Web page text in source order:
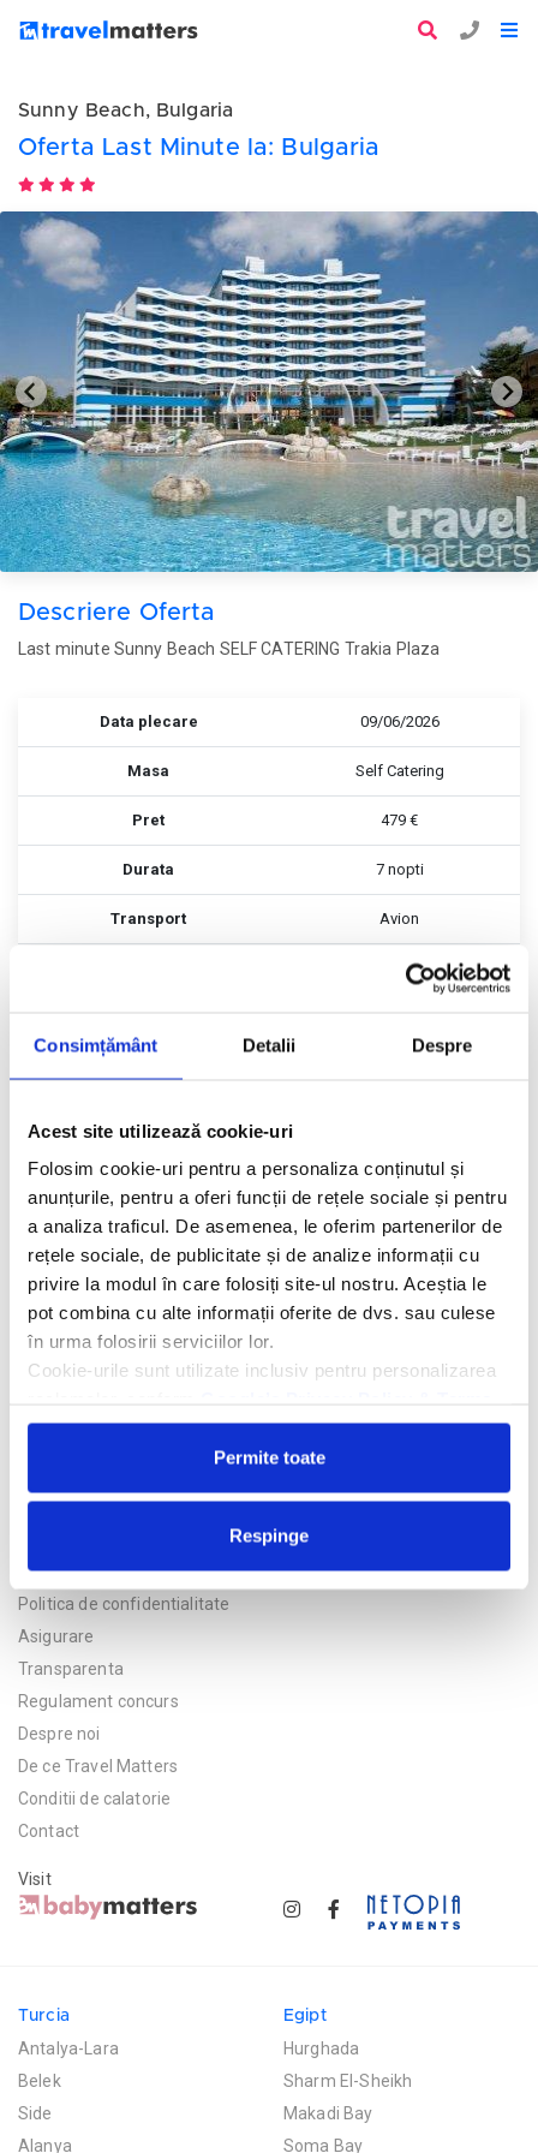
Consimțământ Detalii Despre
Acest site utilizează cookie-uri
Folosim cookie-uri pentru a personaliza conținutul și
anunțurile, pentru a oferi funcții de rețele sociale și pentru
a analiza traficul. De asemenea, le oferim partenerilor de
rețele sociale, de publicitate și de analize informații cu
privire la modul în care folosiți site-ul nostru. Aceștia le
pot combina cu alte informații oferite de dvs. sau culese
în urma folosirii serviciilor lor.
Cookie-urile sunt utilizate inclusiv pentru personalizarea
Permite toate
Respinge
Sunny Beach, Bulgaria
Oferta Last Minute la: Bulgaria
Descriere Oferta
Last minute Sunny Beach SELF CATERING Trakia Plaza
Data plecare 09/06/2026
Masa Self Catering
Pret 479 €
Durata 7 nopti
Transport Avion
Hotelul Trakia Plaza 4 *se afla situat la 500 m de centrul
statiunii Sunny Beach si la 130 m de plaja. Hotelul are 9 etaje, 2
lifturi si un numar total de 174 de camere.
Facilitati hotel
Camere hotel
Masa: All Inclusive.
Cere oferta personalizata
Politica de confidentialitate
Asigurare
Transparenta
Regulament concurs
Despre noi
De ce Travel Matters
Conditii de calatorie
Contact
Visit
Turcia
Antalya-Lara
Belek
Side
Alanya
Egipt
Hurghada
Sharm El-Sheikh
Makadi Bay
Soma Bay